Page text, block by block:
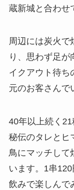
蔵新城と合わせ
周辺には炭火で
り、思わず足
イクアウト待ち
元のお客さんで
40年以上続く
秘伝のタレとヒ
鳥にマッチして
います。1串
飲みで楽しんで